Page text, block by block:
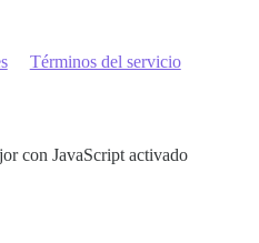
Términos del servicio
con JavaScript activado